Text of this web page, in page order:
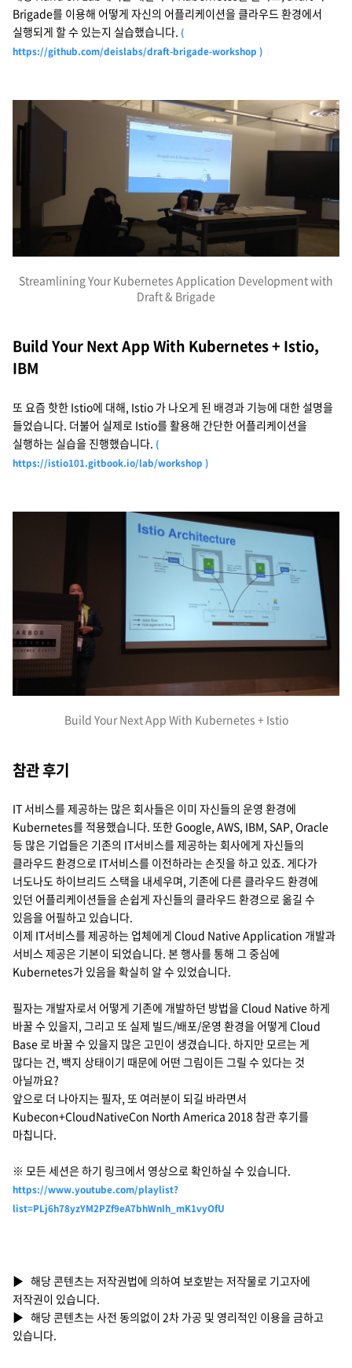
Brigade를 이용해 어떻게 자신의 어플리케이션을 클라우드 환경에서
실행되게 할 수 있는지 실습했습니다. (
https://github.com/deislabs/draft-brigade-workshop )
Streamlining Your Kubernetes Application Development with
Draft & Brigade
Build Your Next App With Kubernetes + Istio,
IBM
또 요즘 핫한 Istio에 대해, Istio 가 나오게 된 배경과 기능에 대한 설명을
들었습니다. 더불어 실제로 Istio를 활용해 간단한 어플리케이션을
실행하는 실습을 진행했습니다. (
https://istio101.gitbook.io/lab/workshop )
Build Your Next App With Kubernetes + Istio
참관 후기
IT 서비스를 제공하는 많은 회사들은 이미 자신들의 운영 환경에
Kubernetes를 적용했습니다. 또한 Google, AWS, IBM, SAP, Oracle
등 많은 기업들은 기존의 IT서비스를 제공하는 회사에게 자신들의
클라우드 환경으로 IT서비스를 이전하라는 손짓을 하고 있죠. 게다가
너도나도 하이브리드 스택을 내세우며, 기존에 다른 클라우드 환경에
있던 어플리케이션들을 손쉽게 자신들의 클라우드 환경으로 옮길 수
있음을 어필하고 있습니다.
이제 IT서비스를 제공하는 업체에게 Cloud Native Application 개발과
서비스 제공은 기본이 되었습니다. 본 행사를 통해 그 중심에
Kubernetes가 있음을 확실히 알 수 있었습니다.
필자는 개발자로서 어떻게 기존에 개발하던 방법을 Cloud Native 하게
바꿀 수 있을지, 그리고 또 실제 빌드/배포/운영 환경을 어떻게 Cloud
Base 로 바꿀 수 있을지 많은 고민이 생겼습니다. 하지만 모르는 게
많다는 건, 백지 상태이기 때문에 어떤 그림이든 그릴 수 있다는 것
아닐까요?
앞으로 더 나아지는 필자, 또 여러분이 되길 바라면서
Kubecon+CloudNativeCon North America 2018 참관 후기를
마칩니다.
※ 모든 세션은 하기 링크에서 영상으로 확인하실 수 있습니다.
https://www.youtube.com/playlist?
list=PLj6h78yzYM2PZf9eA7bhWnIh_mK1vyOfU
▶ 해당 콘텐츠는 저작권법에 의하여 보호받는 저작물로 기고자에
저작권이 있습니다.
▶ 해당 콘텐츠는 사전 동의없이 2차 가공 및 영리적인 이용을 금하고
있습니다.